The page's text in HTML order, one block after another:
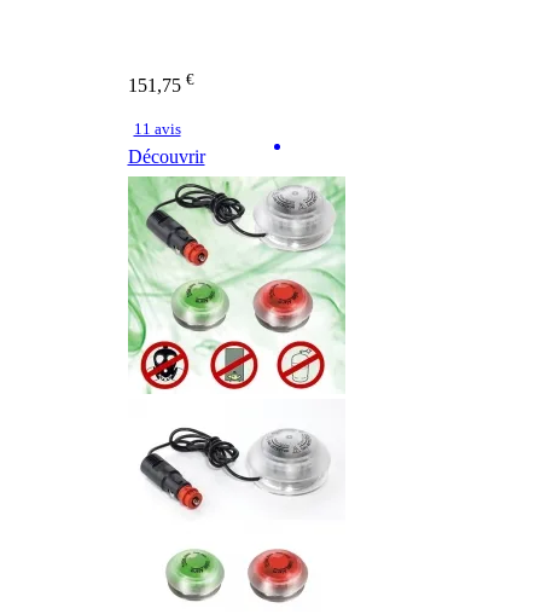
151,75 €
11 avis
Découvrir